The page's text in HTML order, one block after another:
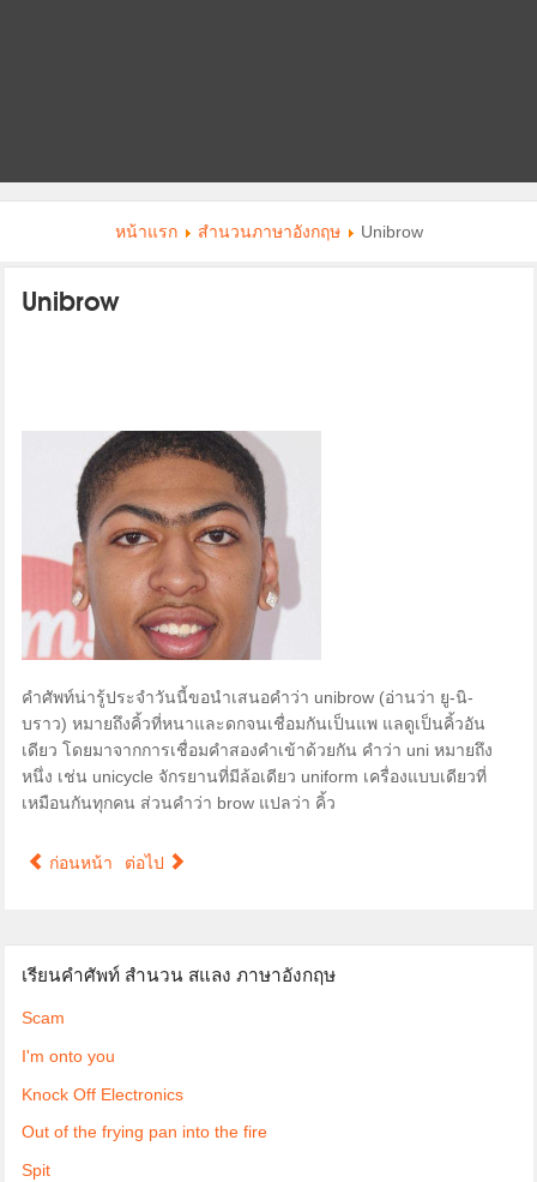
หน้าแรก สำนวนภาษาอังกฤษ Unibrow
Unibrow
คำศัพท์น่ารู้ประจำวันนี้ขอนำเสนอคำว่า unibrow (อ่านว่า ยู-นิ-
บราว) หมายถึงคิ้วที่หนาและดกจนเชื่อมกันเป็นแพ แลดูเป็นคิ้วอัน
เดียว โดยมาจากการเชื่อมคำสองคำเข้าด้วยกัน คำว่า uni หมายถึง
หนึ่ง เช่น unicycle จักรยานที่มีล้อเดียว uniform เครื่องแบบเดียวที่
เหมือนกันทุกคน ส่วนคำว่า brow แปลว่า คิ้ว
ก่อนหน้า ต่อไป
เรียนคำศัพท์ สำนวน สแลง ภาษาอังกฤษ
Scam
I'm onto you
Knock Off Electronics
Out of the frying pan into the fire
Spit